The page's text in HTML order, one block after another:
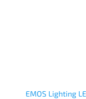
EMOS Lighting